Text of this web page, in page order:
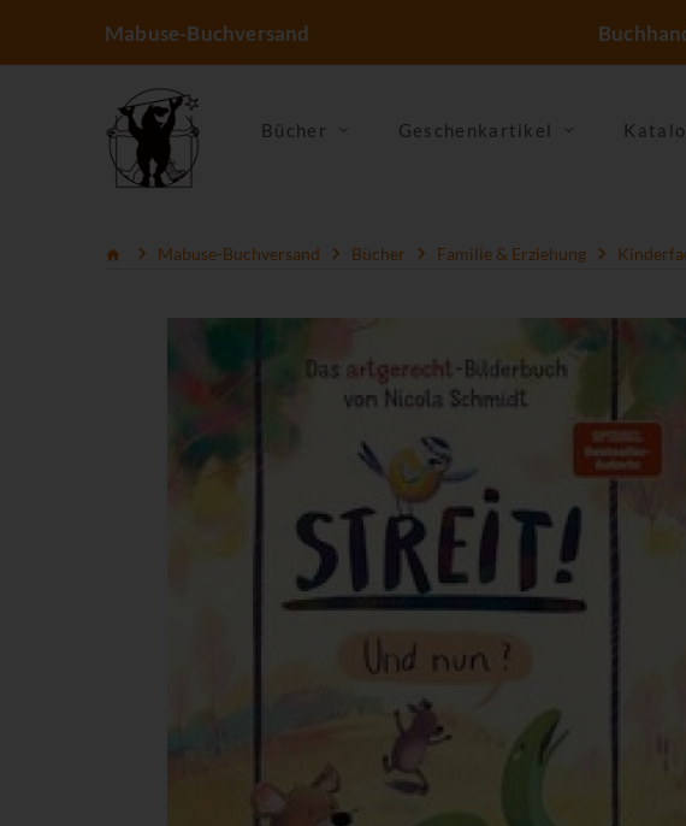
Mabuse-Buchversand
Bücher Geschenkartikel
Mabuse-Buchversand Bücher Familie & Erziehung